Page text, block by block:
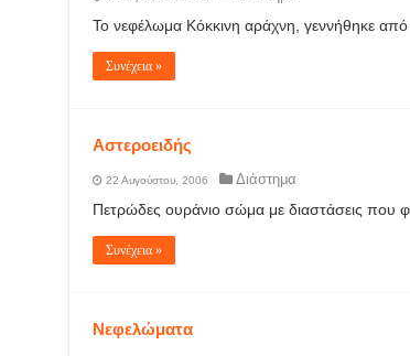
Το νεφέλωμα Κόκκινη αράχνη, γεννήθηκε
Συνέχεια »
Αστεροειδής
22 Αυγούστου, 2006 Διάστημα
Πετρώδες ουράνιο σώμα με διαστάσεις που
Συνέχεια »
Νεφελώματα